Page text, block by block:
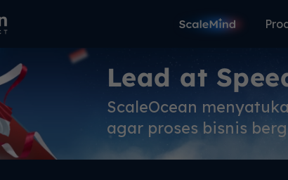
Lead at
ScaleOcean
agar proses bisnis